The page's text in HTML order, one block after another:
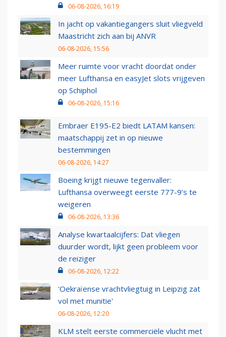
06-08-2026, 16:19
In jacht op vakantiegangers sluit vliegveld
Maastricht zich aan bij ANVR
06-08-2026, 15:56
Meer ruimte voor vracht doordat onder
meer Lufthansa en easyJet slots vrijgeven
op Schiphol
06-08-2026, 15:16
Embraer E195-E2 biedt LATAM kansen:
maatschappij zet in op nieuwe
bestemmingen
06-08-2026, 14:27
Boeing krijgt nieuwe tegenvaller:
Lufthansa overweegt eerste 777-9’s te
weigeren
06-08-2026, 13:36
Analyse kwartaalcijfers: Dat vliegen
duurder wordt, lijkt geen probleem voor
de reiziger
06-08-2026, 12:22
'Oekraïense vrachtvliegtuig in Leipzig zat
vol met munitie'
06-08-2026, 12:20
KLM stelt eerste commerciële vlucht met